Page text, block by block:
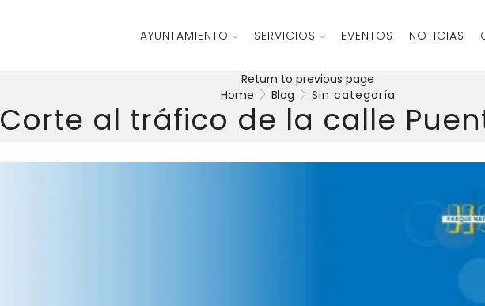
AYUNTAMIENTO SERVICIOS EVENTOS NOTICIAS
Return to previous page
Home
Blog Sin categoría
Corte al tráfico de la calle